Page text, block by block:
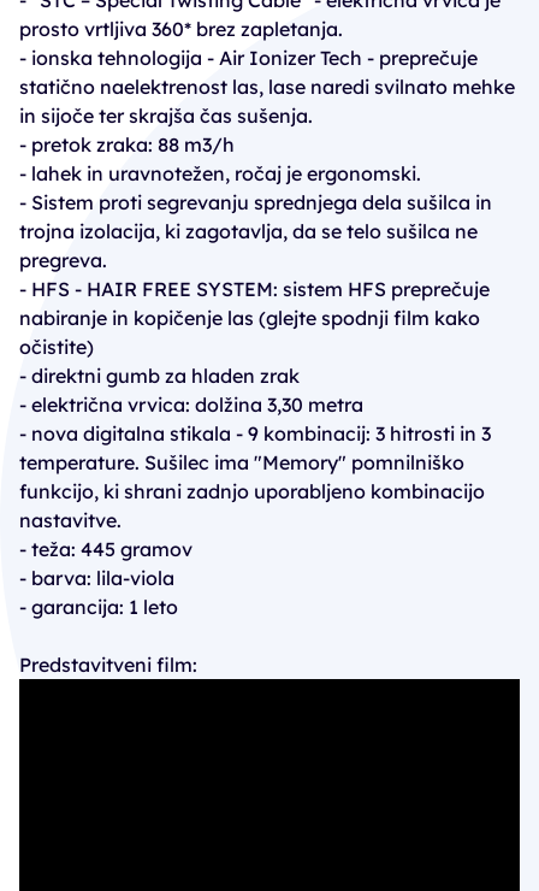
prosto vrtljiva 360* brez zapletanja.
- ionska tehnologija - Air Ionizer Tech - preprečuje
statično naelektrenost las, lase naredi svilnato mehke
in sijoče ter skrajša čas sušenja.
- pretok zraka: 88 m3/h
- lahek in uravnotežen, ročaj je ergonomski.
- Sistem proti segrevanju sprednjega dela sušilca in
trojna izolacija, ki zagotavlja, da se telo sušilca ne
pregreva.
- HFS - HAIR FREE SYSTEM: sistem HFS preprečuje
nabiranje in kopičenje las (glejte spodnji film kako
očistite)
- direktni gumb za hladen zrak
- električna vrvica: dolžina 3,30 metra
- nova digitalna stikala - 9 kombinacij: 3 hitrosti in 3
temperature. Sušilec ima "Memory" pomnilniško
funkcijo, ki shrani zadnjo uporabljeno kombinacijo
nastavitve.
- teža: 445 gramov
- barva: lila-viola
- garancija: 1 leto
Predstavitveni film: